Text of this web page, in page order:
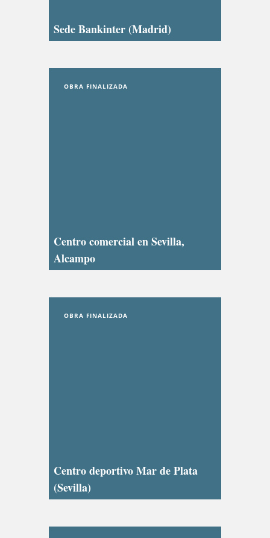
Sede Bankinter (Madrid)
OBRA FINALIZADA
Centro comercial en Sevilla,
Alcampo
OBRA FINALIZADA
Centro deportivo Mar de Plata
(Sevilla)